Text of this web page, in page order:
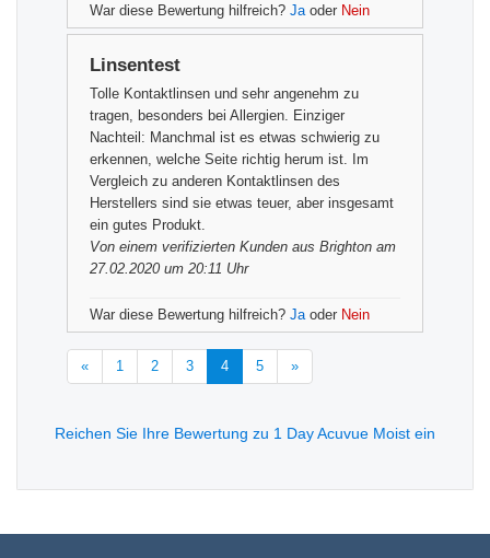
War diese Bewertung hilfreich? Ja oder Nein
Linsentest
Tolle Kontaktlinsen und sehr angenehm zu
tragen, besonders bei Allergien. Einziger
Nachteil: Manchmal ist es etwas schwierig zu
erkennen, welche Seite richtig herum ist. Im
Vergleich zu anderen Kontaktlinsen des
Herstellers sind sie etwas teuer, aber insgesamt
ein gutes Produkt.
Von einem verifizierten Kunden aus Brighton am
27.02.2020 um 20:11 Uhr
War diese Bewertung hilfreich? Ja oder Nein
« 1 2 3 4 5 »
Reichen Sie Ihre Bewertung zu 1 Day Acuvue Moist ein